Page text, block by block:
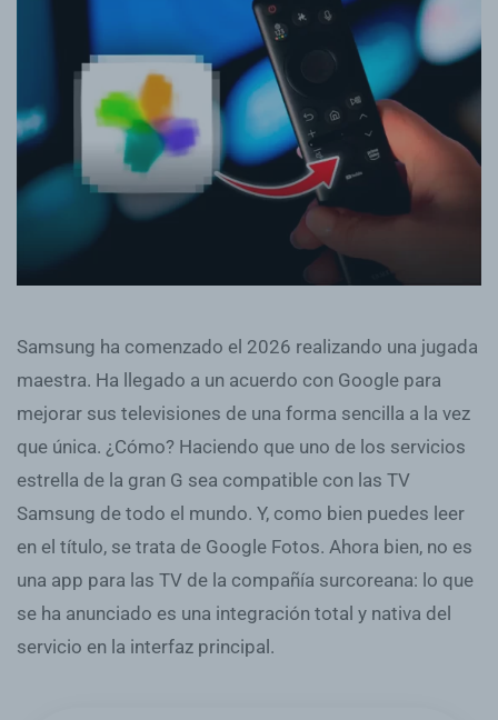
Samsung ha comenzado el 2026 realizando una jugada
maestra. Ha llegado a un acuerdo con Google para
mejorar sus televisiones de una forma sencilla a la vez
que única. ¿Cómo? Haciendo que uno de los servicios
estrella de la gran G sea compatible con las TV
Samsung de todo el mundo. Y, como bien puedes leer
en el título, se trata de Google Fotos. Ahora bien, no es
una app para las TV de la compañía surcoreana: lo que
se ha anunciado es una integración total y nativa del
servicio en la interfaz principal.